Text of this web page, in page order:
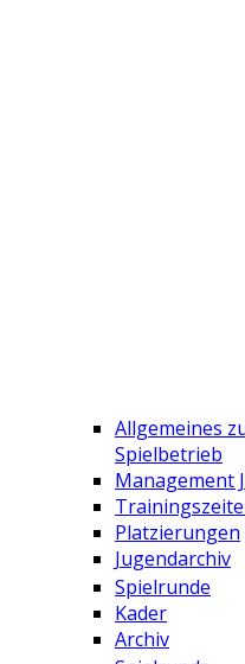
Allgemeines
Spielbetrieb
Management
Platzierungen
Jugendarchiv
Spielrunde
Kader
Archiv